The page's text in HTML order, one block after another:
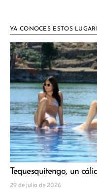
YA CONOCES ESTOS
Tequesquitengo, un
29 de julio de 2026